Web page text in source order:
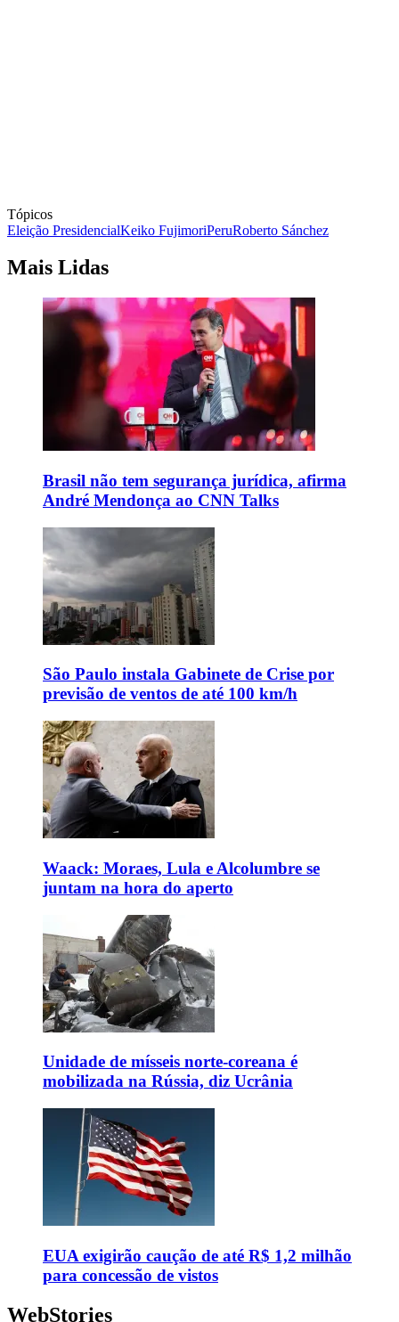
Tópicos
Eleição PresidencialKeiko FujimoriPeruRoberto Sánchez
Mais Lidas
Brasil não tem segurança jurídica, afirma
André Mendonça ao CNN Talks
São Paulo instala Gabinete de Crise por
previsão de ventos de até 100 km/h
Waack: Moraes, Lula e Alcolumbre se
juntam na hora do aperto
Unidade de mísseis norte-coreana é
mobilizada na Rússia, diz Ucrânia
EUA exigirão caução de até R$ 1,2 milhão
para concessão de vistos
WebStories